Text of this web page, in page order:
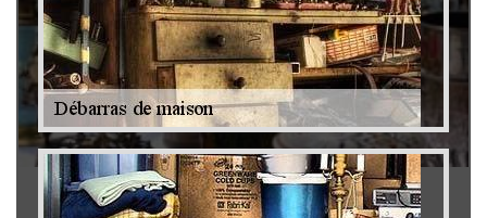
Antiquaire 79